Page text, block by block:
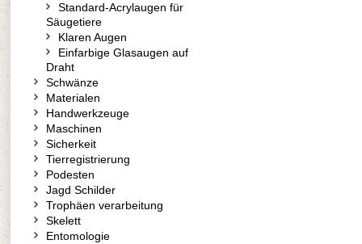
Standard-Acrylaugen für
Säugetiere
Klaren Augen
Einfarbige Glasaugen auf
Draht
Schwänze
Materialen
Handwerkzeuge
Maschinen
Sicherkeit
Tierregistrierung
Podesten
Jagd Schilder
Trophäen verarbeitung
Skelett
Entomologie